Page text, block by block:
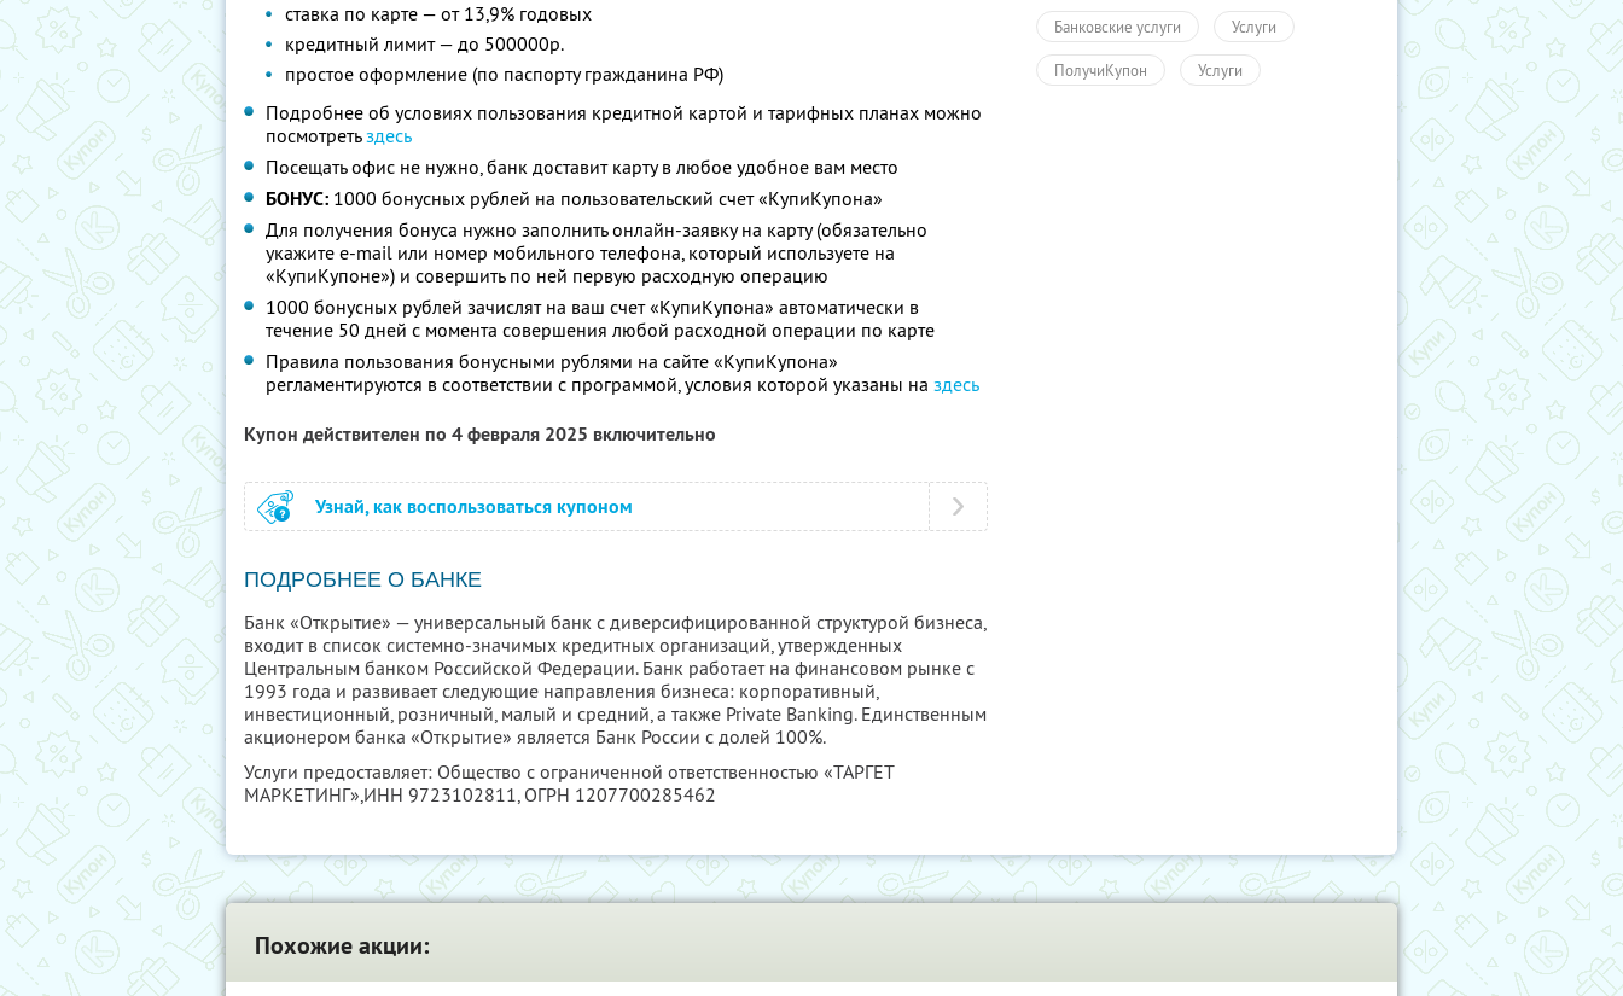
ставка по карте — от 13,9% годовых
кредитный лимит — до 500000р.
простое оформление (по паспорту гражданина РФ)
Подробнее об условиях пользования кредитной картой и тарифных планах можно
посмотретьздесь
Посещать офис не нужно, банк доставит карту в любое удобное вам место
БОНУС: 1000 бонусных рублей на пользовательский счет «КупиКупона»
Для получения бонуса нужно заполнить онлайн-заявку на карту (обязательно
укажите e-mail или номер мобильного телефона, который используете на
«КупиКупоне») и совершить по ней первую расходную операцию
1000 бонусных рублей зачислят на ваш счет «КупиКупона» автоматически в
течение 50 дней с момента совершения любой расходной операции по карте
Правила пользования бонусными рублями на сайте «КупиКупона»
регламентируются в соответствии с программой, условия которой указаны на здесь
Купон действителен по 4 февраля 2025 включительно
Узнай, как воспользоваться купоном
ПОДРОБНЕЕ О БАНКЕ
Банк «Открытие» — универсальный банк с диверсифицированной структурой бизнеса,
входит в список системно-значимых кредитных организаций, утвержденных
Центральным банком Российской Федерации. Банк работает на финансовом рынке с
1993 года и развивает следующие направления бизнеса: корпоративный,
инвестиционный, розничный, малый и средний, а также Private Banking. Единственным
акционером банка «Открытие» является Банк России с долей 100%.
Услуги предоставляет: Общество с ограниченной ответственностью «ТАРГЕТ
МАРКЕТИНГ»,ИНН 9723102811, ОГРН 1207700285462
Банковские услуги Услуги
ПолучиКупон Услуги
Похожие акции: